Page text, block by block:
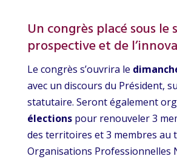
Un congrès placé sous le
prospective et de
Le congrès s’ouvrira le
avec un discours du Président,
statutaire. Seront également
électionspour renouveler 3
des territoires et 3 membres au
Organisations Professionnelles